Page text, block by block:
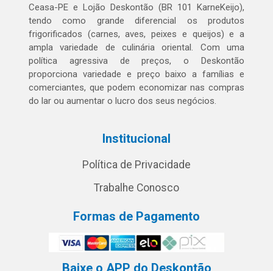
Ceasa-PE e Lojão Deskontão (BR 101 KarneKeijo),
tendo como grande diferencial os produtos
frigorificados (carnes, aves, peixes e queijos) e a
ampla variedade de culinária oriental. Com uma
política agressiva de preços, o Deskontão
proporciona variedade e preço baixo a famílias e
comerciantes, que podem economizar nas compras
do lar ou aumentar o lucro dos seus negócios.
Institucional
Política de Privacidade
Trabalhe Conosco
Formas de Pagamento